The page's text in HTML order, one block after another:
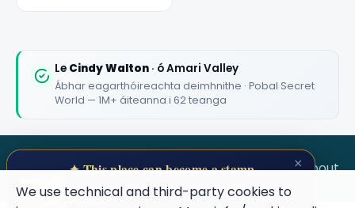
Le Cindy Walton · ó Amari Valley
Ábhar eagarthóireachta deimhnithe · Pobal Secret
World — 1M+ áiteanna i 62 teanga
SECRET WORLD TermsPrivacyAbout
We use technical and third-party cookies to
×
✦ This place can become a stamp
Collect secret places in your Secret